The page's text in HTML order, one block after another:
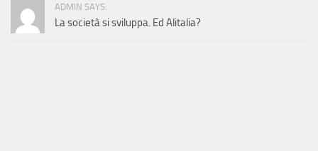
ADMIN SAYS:
La società si sviluppa. Ed Alitalia?